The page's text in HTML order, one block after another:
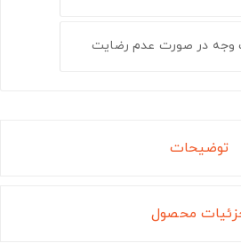
وجه در صورت عدم رضایت
توضیحات
محصول